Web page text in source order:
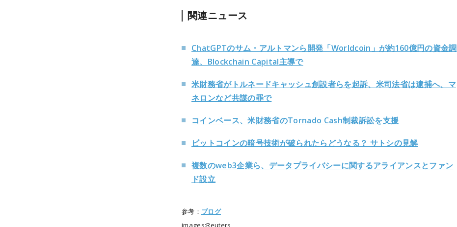
関連ニュース
ChatGPTのサム・アルトマンら開発「Worldcoin」が約160億円の資金調
達、Blockchain Capital主導で
米財務省がトルネードキャッシュ創設者らを起訴、米司法省は逮捕へ、マ
ネロンなど共謀の罪で
コインベース、米財務省のTornado Cash制裁訴訟を支援
ビットコインの暗号技術が破られたらどうなる？ サトシの見解
複数のweb3企業ら、データプライバシーに関するアライアンスとファン
ド設立
参考： ブログ
images:Reuters